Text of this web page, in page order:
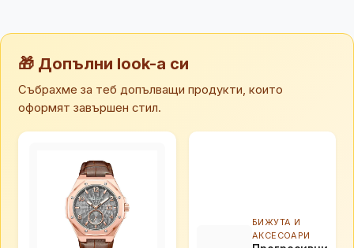
🎁 Допълни look-а си
Събрахме за теб допълващи продукти, които
оформят завършен стил.
БИЖУТА И
АКСЕСОАРИ